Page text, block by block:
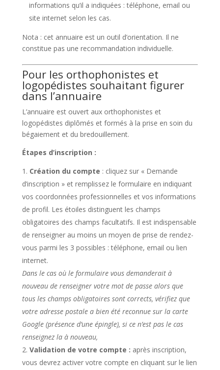
informations qu’il a indiquées : téléphone, email ou
site internet selon les cas.
Nota : cet annuaire est un outil d’orientation. Il ne
constitue pas une recommandation individuelle.
Pour les orthophonistes et
logopédistes souhaitant figurer
dans l’annuaire
L’annuaire est ouvert aux orthophonistes et
logopédistes diplômés et formés à la prise en soin du
bégaiement et du bredouillement.
Étapes d’inscription :
Création du compte : cliquez sur « Demande
d’inscription » et remplissez le formulaire en indiquant
vos coordonnées professionnelles et vos informations
de profil. Les étoiles distinguent les champs
obligatoires des champs facultatifs. Il est indispensable
de renseigner au moins un moyen de prise de rendez-
vous parmi les 3 possibles : téléphone, email ou lien
internet.
Dans le cas où le formulaire vous demanderait à
nouveau de renseigner votre mot de passe alors que
tous les champs obligatoires sont corrects, vérifiez que
votre adresse postale a bien été reconnue sur la carte
Google (présence d’une épingle), si ce n’est pas le cas
renseignez la à nouveau,
Validation de votre compte : après inscription,
vous devrez activer votre compte en cliquant sur le lien